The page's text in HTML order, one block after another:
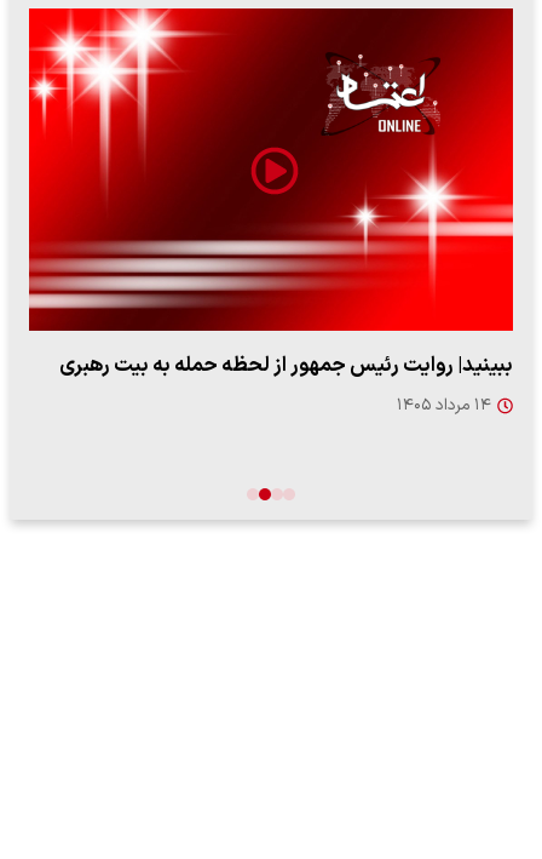
ببینید| روایت رئیس جمهور از لحظه حمله به بیت رهبری
۱۴ مرداد ۱۴۰۵